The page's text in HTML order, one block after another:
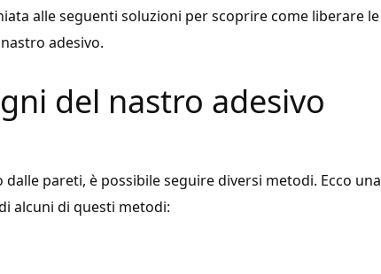
alle seguenti soluzioni per scoprire come liberare le
adesivo.
del nastro adesivo
pareti, è possibile seguire diversi metodi. Ecco una
alcuni di questi metodi: